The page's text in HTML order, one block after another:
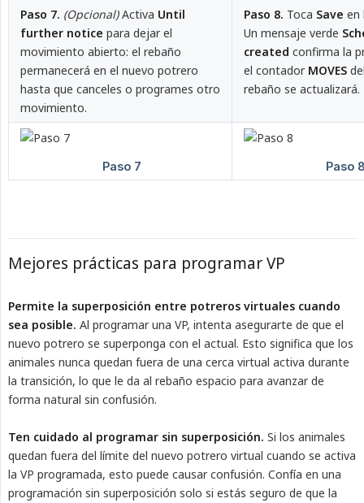
Paso 7. (Opcional)Activa Until
further notice para dejar el
movimiento abierto: el rebaño
permanecerá en el nuevo potrero
hasta que canceles o programes otro
movimiento.
Paso 8. Toca Save en
Un mensaje verde
created confirma la
el contador MOVES
rebaño se actualizará.
Mejores prácticas para programar VP
Permite la superposición entre potreros virtuales cuando
sea posible. Al programar una VP, intenta asegurarte de que el
nuevo potrero se superponga con el actual. Esto significa que los
animales nunca quedan fuera de una cerca virtual activa durante
la transición, lo que le da al rebaño espacio para avanzar de
forma natural sin confusión.
Ten cuidado al programar sin superposición. Si los animales
quedan fuera del límite del nuevo potrero virtual cuando se activa
la VP programada, esto puede causar confusión. Confía en una
programación sin superposición solo si estás seguro de que la